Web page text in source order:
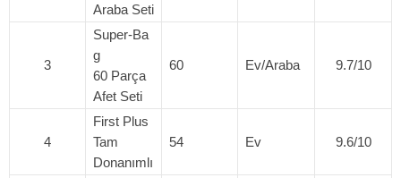
Araba Seti
3
Super‑Ba
g
60 Parça
Afet Seti
60 Ev/Araba 9.7/10
4
First Plus
Tam
Donanımlı
54 Ev 9.6/10